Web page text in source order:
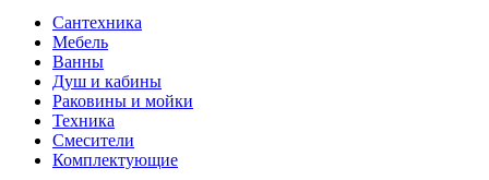
Сантехника
Мебель
Ванны
Душ и кабины
Раковины и мойки
Техника
Смесители
Комплектующие